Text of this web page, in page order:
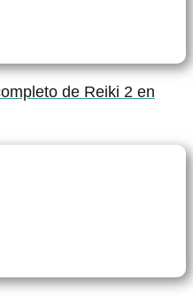
de Reiki 2 en